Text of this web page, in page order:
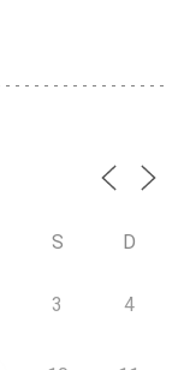
S D
3 4